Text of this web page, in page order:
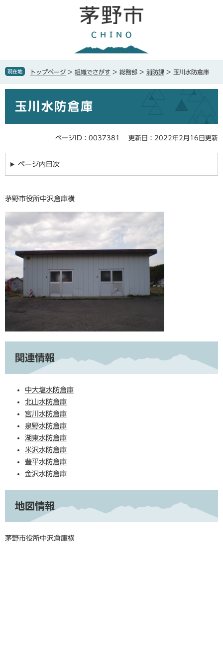
で
。
ば
て
現在地 トップページ > 組織でさがす > 総務部 > 消防課 > 玉川水防倉庫
玉川水防倉庫
ページID：0037381 更新日：2022年2月16日更新
ページ内目次
茅野市役所中沢倉庫横
関連情報
中大塩水防倉庫
北山水防倉庫
宮川水防倉庫
泉野水防倉庫
湖東水防倉庫
米沢水防倉庫
豊平水防倉庫
金沢水防倉庫
地図情報
茅野市役所中沢倉庫横